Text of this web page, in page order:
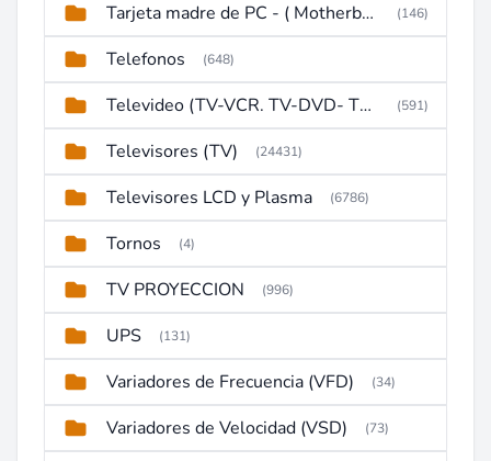
Tarjeta madre de PC - ( Motherboard ) (146)
Telefonos (648)
Televideo (TV-VCR. TV-DVD- TV-DVD-VCR) (591)
Televisores (TV) (24431)
Televisores LCD y Plasma (6786)
Tornos (4)
TV PROYECCION (996)
UPS (131)
Variadores de Frecuencia (VFD) (34)
Variadores de Velocidad (VSD) (73)